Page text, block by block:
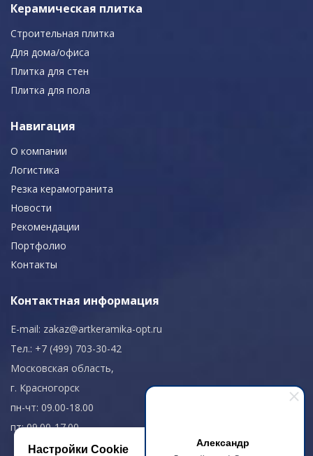
Александр
Керамическая плитка
Строительная плитка
Для дома/офиса
Плитка для стен
Плитка для пола
Навигация
О компании
Логистика
Резка керамогранита
Новости
Рекомендации
Портфолио
Контакты
Контактная информация
E-mail: zakaz@artkeramika-opt.ru
Тел.: +7 (499) 703-30-42
Московская область,
г. Красногорск
пн-чт: 09.00-18.00
пт: 09.00-17.00
Настройки Cookie